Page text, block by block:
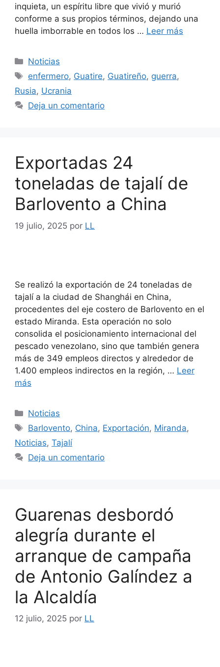
inquieta, un espíritu libre que vivió y murió
conforme a sus propios términos, dejando una
huella imborrable en todos los … Leer más
Noticias
enfermero, Guatire, Guatireño, guerra,
Rusia, Ucrania
Deja un comentario
Exportadas 24
toneladas de tajalí de
Barlovento a China
19 julio, 2025 por LL
Se realizó la exportación de 24 toneladas de
tajalí a la ciudad de Shanghái en China,
procedentes del eje costero de Barlovento en el
estado Miranda. Esta operación no solo
consolida el posicionamiento internacional del
pescado venezolano, sino que también genera
más de 349 empleos directos y alrededor de
1.400 empleos indirectos en la región, … Leer
más
Noticias
Barlovento, China, Exportación, Miranda,
Noticias, Tajalí
Deja un comentario
Guarenas desbordó
alegría durante el
arranque de campaña
de Antonio Galíndez a
la Alcaldía
12 julio, 2025 por LL